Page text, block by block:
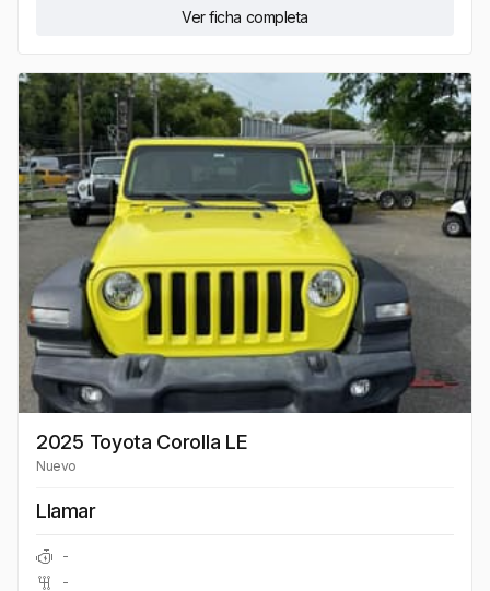
Ver ficha completa
2025 Toyota Corolla LE
Nuevo
Llamar
-
-